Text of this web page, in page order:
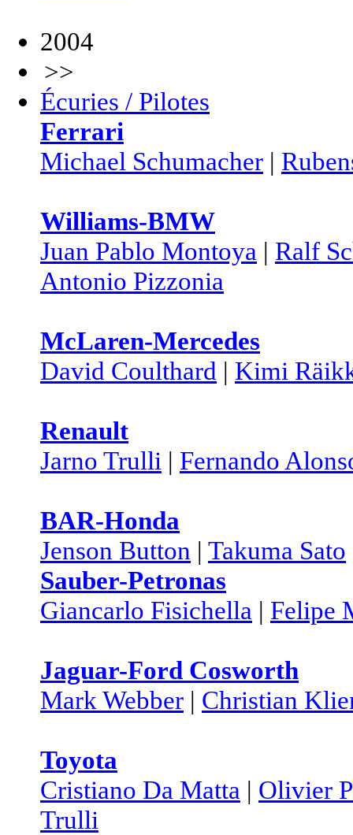
2004
>>
Écuries / Pilotes
Ferrari
Michael Schumacher |
Williams-BMW
Juan Pablo Montoya | Ralf
Antonio Pizzonia
McLaren-Mercedes
David Coulthard | Kimi
Renault
Jarno Trulli | Fernando
BAR-Honda
Jenson Button | Takuma Sato
Sauber-Petronas
Giancarlo Fisichella | Felipe
Jaguar-Ford Cosworth
Mark Webber | Christian
Toyota
Cristiano Da Matta | Olivier
Trulli